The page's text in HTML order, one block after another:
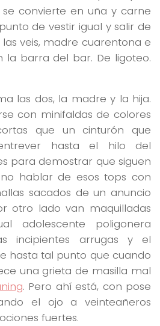
convierte en uña y carne
de vestir igual y salir de
veis, madre cuarentona e
la barra del bar. De ligoteo.
las dos, la madre y la hija.
con minifaldas de colores
que un cinturón que
hasta el hilo del
para demostrar que siguen
hablar de esos tops con
sacados de un anuncio
otro lado van maquilladas
adolescente poligonera
incipientes arrugas y el
hasta tal punto que cuando
una grieta de masilla mal
. Pero ahí está, con pose
el ojo a veinteañeros
fuertes.